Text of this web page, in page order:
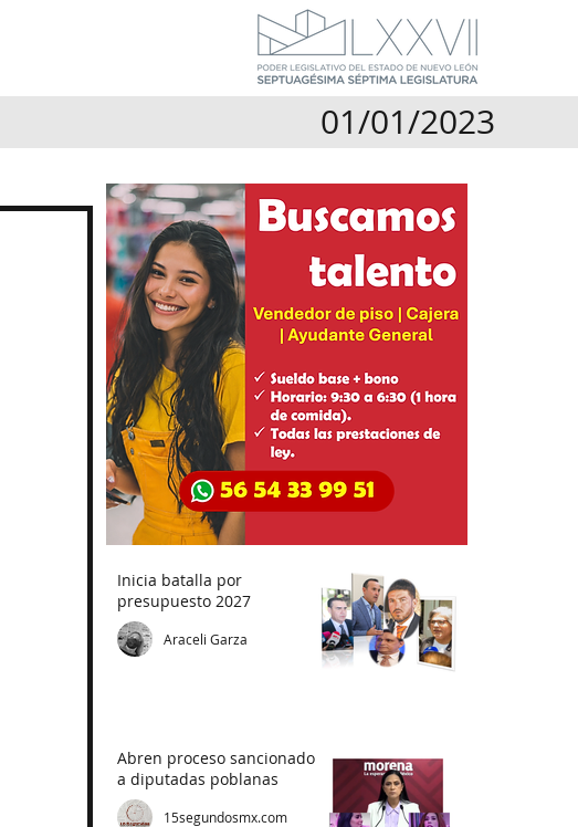
01/01/2023
Inicia batalla por
presupuesto 2027
Araceli Garza
Abren proceso sancionador
a diputadas poblanas
15segundosmx.com